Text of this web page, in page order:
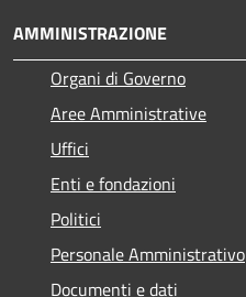
AMMINISTRAZIONE
Organi di Governo
Aree Amministrative
Uffici
Enti e fondazioni
Politici
Personale Amministrativo
Documenti e dati